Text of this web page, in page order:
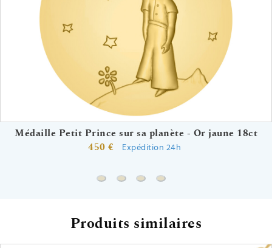
Médaille Petit Prince sur sa planète - Or jaune 18ct
450 €
Expédition 24h
Produits similaires